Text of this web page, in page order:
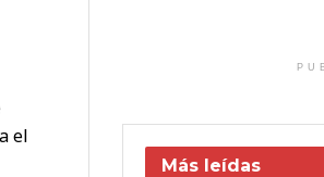
el
Más leídas